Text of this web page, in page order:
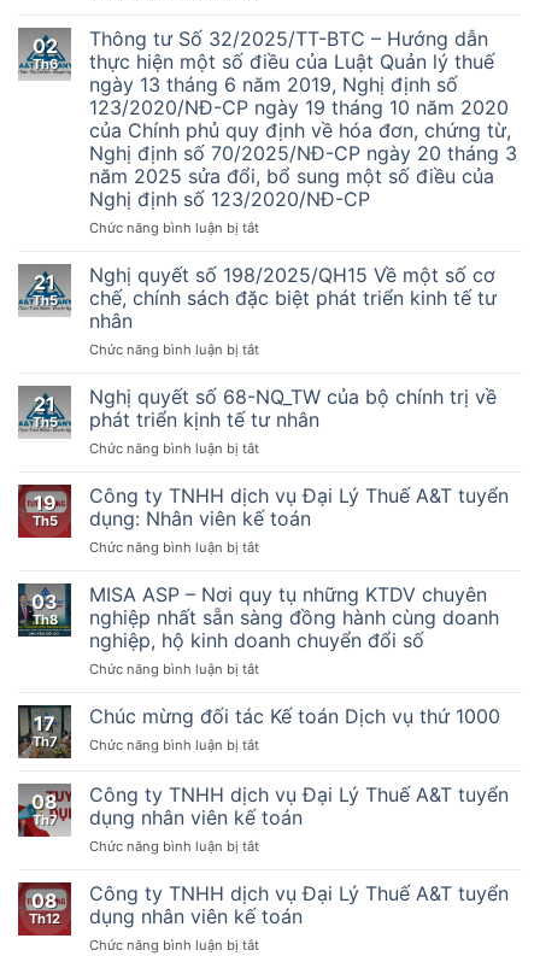
ty
TNHH
dịch
vụ
Đại
Lý
Thuế
A&T
tuyển
nhân
kế
toán
02
Th6
Thông tư Số 32/2025/TT-BTC – Hướng dẫn
thực hiện một số điều của Luật Quản lý thuế
ngày 13 tháng 6 năm 2019, Nghị định số
123/2020/NĐ-CP ngày 19 tháng 10 năm 2020
của Chính phủ quy định về hóa đơn, chứng từ,
Nghị định số 70/2025/NĐ-CP ngày 20 tháng 3
năm 2025 sửa đổi, bổ sung một số điều của
Nghị định số 123/2020/NĐ-CP
Chức năng bình luận bị tắtở
tư
Số
32/2025/TT-
–
dẫn
thực
hiện
một
điều
của
Quản
thuế
ngày
13
6
2019,
123/2020/NĐ-
CP
ngày
10
năm
2020
21
Th5
Nghị quyết số 198/2025/QH15 Về một số cơ
chế, chính sách đặc biệt phát triển kinh tế tư
nhân
Chức năng bình luận bị tắtở
quyết
số
198/2025/QH15
Về
số
cơ
chế,
chính
đặc
biệt
phát
kinh
tư
21
Th5
Nghị quyết số 68-NQ_TW của bộ chính trị về
phát triển kịnh tế tư nhân
Chức năng bình luận bị tắtở
quyết
số
68-
NQ_TW
bộ
chính
về
phát
kịnh
tư
19
Th5
Công ty TNHH dịch vụ Đại Lý Thuế A&T tuyển
dụng: Nhân viên kế toán
Chức năng bình luận bị tắtở
TNHH
dịch
vụ
Đại
Thuế
A&T
tuyển
Nhân
viên
toán
03
Th8
MISA ASP – Nơi quy tụ những KTDV chuyên
nghiệp nhất sẵn sàng đồng hành cùng doanh
nghiệp, hộ kinh doanh chuyển đổi số
Chức năng bình luận bị tắtở
ASP
–
Nơi
tụ
những
KTDV
chuyên
nhất
sẵn
17
Th7
Chúc mừng đối tác Kế toán Dịch vụ thứ 1000
Chức năng bình luận bị tắtở
mừng
đối
tác
Kế
Dịch
vụ
thứ
1000
08
Th7
Công ty TNHH dịch vụ Đại Lý Thuế A&T tuyển
dụng nhân viên kế toán
Chức năng bình luận bị tắtở
ty
TNHH
dịch
vụ
08
Th12
Công ty TNHH dịch vụ Đại Lý Thuế A&T tuyển
dụng nhân viên kế toán
Chức năng bình luận bị tắtở